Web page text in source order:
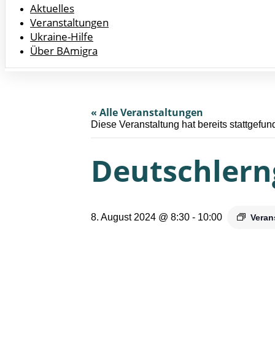
Aktuelles
Veranstaltungen
Ukraine-Hilfe
Über BAmigra
« Alle Veranstaltungen
Diese Veranstaltung hat bereits
8. August 2024 @ 8:30 - 10:00